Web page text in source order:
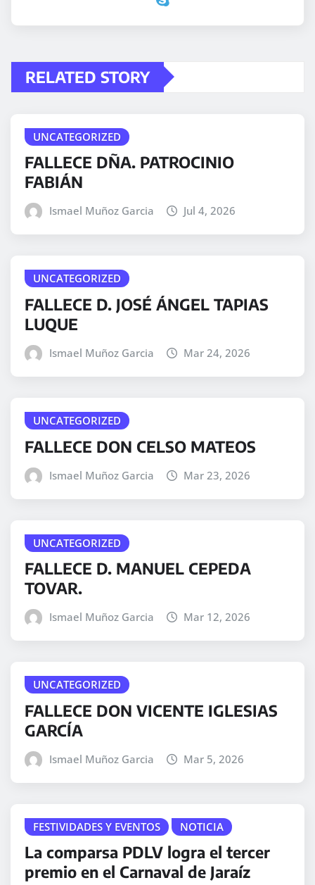
RELATED STORY
UNCATEGORIZED
FALLECE DÑA. PATROCINIO
FABIÁN
Ismael Muñoz Garcia Jul 4, 2026
UNCATEGORIZED
FALLECE D. JOSÉ ÁNGEL TAPIAS
LUQUE
Ismael Muñoz Garcia Mar 24, 2026
UNCATEGORIZED
FALLECE DON CELSO MATEOS
Ismael Muñoz Garcia Mar 23, 2026
UNCATEGORIZED
FALLECE D. MANUEL CEPEDA
TOVAR.
Ismael Muñoz Garcia Mar 12, 2026
UNCATEGORIZED
FALLECE DON VICENTE IGLESIAS
GARCÍA
Ismael Muñoz Garcia Mar 5, 2026
FESTIVIDADES Y EVENTOS NOTICIA
La comparsa PDLV logra el tercer
premio en el Carnaval de Jaraíz